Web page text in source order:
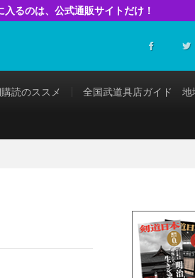
るのは、公式通販サイトだけ！
読のススメ 全国武道具店ガイド 地